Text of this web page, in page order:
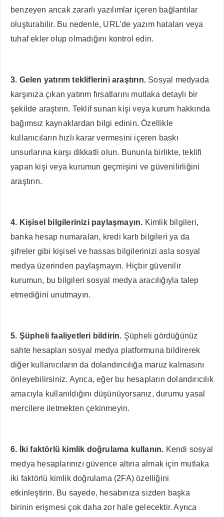
benzeyen ancak zararlı yazılımlar içeren bağlantılar
oluşturabilir. Bu nedenle, URL’de yazım hataları veya
tuhaf ekler olup olmadığını kontrol edin.
3. Gelen yatırım tekliflerini araştırın. Sosyal medyada
karşınıza çıkan yatırım fırsatlarını mutlaka detaylı bir
şekilde araştırın. Teklif sunan kişi veya kurum hakkında
bağımsız kaynaklardan bilgi edinin. Özellikle
kullanıcıların hızlı karar vermesini içeren baskı
unsurlarına karşı dikkatli olun. Bununla birlikte, teklifi
yapan kişi veya kurumun geçmişini ve güvenilirliğini
araştırın.
4. Kişisel bilgilerinizi paylaşmayın. Kimlik bilgileri,
banka hesap numaraları, kredi kartı bilgileri ya da
şifreler gibi kişisel ve hassas bilgilerinizi asla sosyal
medya üzerinden paylaşmayın. Hiçbir güvenilir
kurumun, bu bilgileri sosyal medya aracılığıyla talep
etmediğini unutmayın.
5. Şüpheli faaliyetleri bildirin. Şüpheli gördüğünüz
sahte hesapları sosyal medya platformuna bildirerek
diğer kullanıcıların da dolandırıcılığa maruz kalmasını
önleyebilirsiniz. Ayrıca, eğer bu hesapların dolandırıcılık
amacıyla kullanıldığını düşünüyorsanız, durumu yasal
mercilere iletmekten çekinmeyin.
6. İki faktörlü kimlik doğrulama kullanın. Kendi sosyal
medya hesaplarınızı güvence altına almak için mutlaka
iki faktörlü kimlik doğrulama (2FA) özelliğini
etkinleştirin. Bu sayede, hesabınıza sizden başka
birinin erişmesi çok daha zor hale gelecektir. Ayrıca